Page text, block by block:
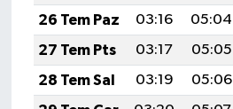
26 Tem Paz
03:16 05:04
27 Tem Pts
03:17 05:05
28 Tem Sal
03:19 05:06